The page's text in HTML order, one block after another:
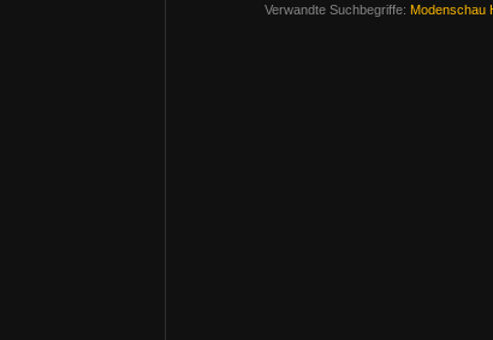
Verwandte Suchbegriffe: Modenschau